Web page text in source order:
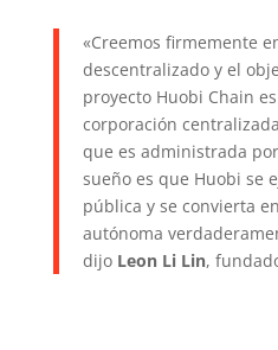
«Creemos firmemente
descentralizado y el
proyecto Huobi Chain
corporación
que es administrada
sueño es que Huobi se
pública y se convierta
autónoma
dijo Leon Li Lin,